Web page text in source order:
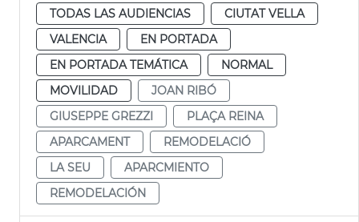
TODAS LAS AUDIENCIAS
CIUTAT VELLA
VALENCIA
EN PORTADA
EN PORTADA TEMÁTICA
NORMAL
MOVILIDAD
JOAN RIBÓ
GIUSEPPE GREZZI
PLAÇA REINA
APARCAMENT
REMODELACIÓ
LA SEU
APARCMIENTO
REMODELACIÓN